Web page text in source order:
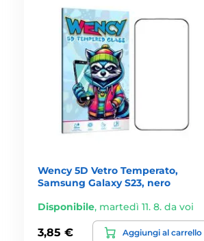
Wency 5D Vetro Temperato,
Samsung Galaxy S23, nero
Disponibile, martedì 11. 8. da voi
3,85 € Aggiungi al carrello